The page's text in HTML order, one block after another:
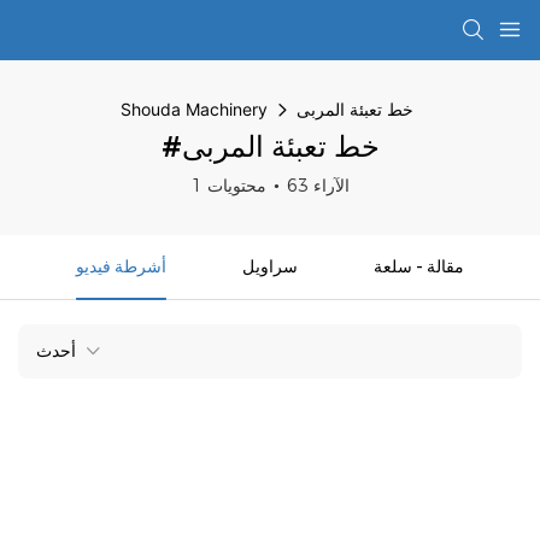
Shouda Machinery خط تعبئة المربى
#خط تعبئة المربى
1 محتويات 63 الآراء
أشرطة فيديو سراويل مقالة - سلعة
أحدث